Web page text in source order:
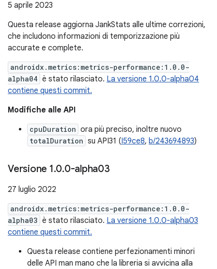
5 aprile 2023
Questa release aggiorna JankStats alle ultime correzioni,
che includono informazioni di temporizzazione più
accurate e complete.
androidx.metrics:metrics-performance:1.0.0-
alpha04 è stato rilasciato. La versione 1.0.0-alpha04
contiene questi commit.
Modifiche alle API
cpuDuration ora più preciso, inoltre nuovo
totalDuration su API31 (I59ce8, b/243694893)
Versione 1.0.0-alpha03
27 luglio 2022
androidx.metrics:metrics-performance:1.0.0-
alpha03 è stato rilasciato. La versione 1.0.0-alpha03
contiene questi commit.
Questa release contiene perfezionamenti minori
delle API man mano che la libreria si avvicina alla